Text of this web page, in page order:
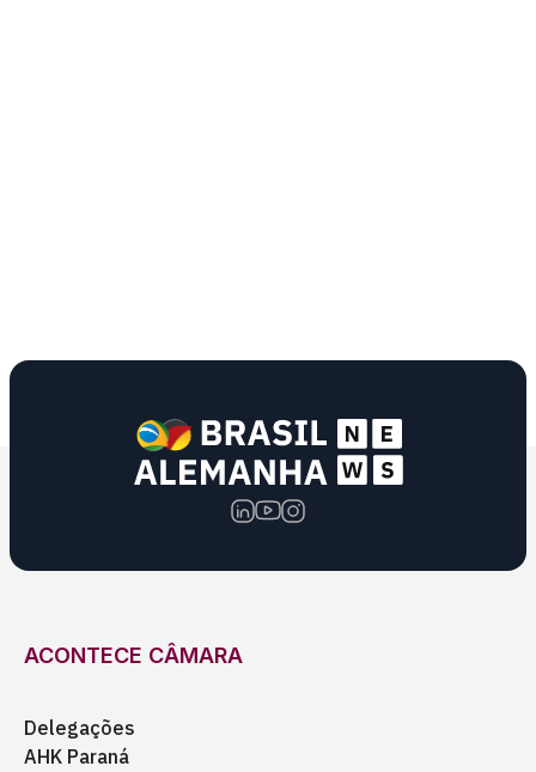
ACONTECE CÂMARA
Delegações
AHK Paraná